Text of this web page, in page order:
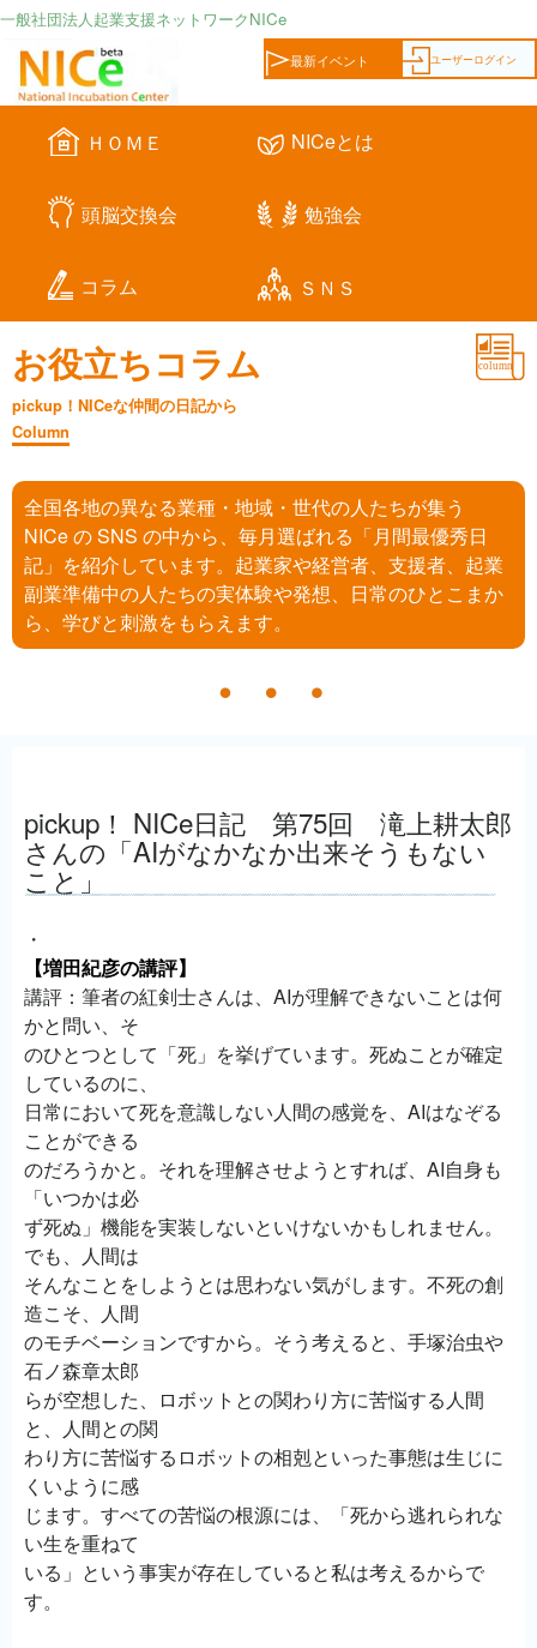
一般社団法人起業支援ネットワークNICe
ユーザーログイン
最新イベント
ＨＯＭＥ NICeとは
頭脳交換会 勉強会
コラム ＳＮＳ
お役立ちコラム
pickup！NICeな仲間の日記から
Column
全国各地の異なる業種・地域・世代の人たちが集う
NICe の SNS の中から、毎月選ばれる「月間最優秀日
記」を紹介しています。起業家や経営者、支援者、起業
副業準備中の人たちの実体験や発想、日常のひとこまか
ら、学びと刺激をもらえます。
pickup！ NICe日記 第75回 滝上耕太郎
さんの「AIがなかなか出来そうもない
こと」
・
【増田紀彦の講評】
講評：筆者の紅剣士さんは、AIが理解できないことは何
かと問い、そ
のひとつとして「死」を挙げています。死ぬことが確定
しているのに、
日常において死を意識しない人間の感覚を、AIはなぞる
ことができる
のだろうかと。それを理解させようとすれば、AI自身も
「いつかは必
ず死ぬ」機能を実装しないといけないかもしれません。
でも、人間は
そんなことをしようとは思わない気がします。不死の創
造こそ、人間
のモチベーションですから。そう考えると、手塚治虫や
石ノ森章太郎
らが空想した、ロボットとの関わり方に苦悩する人間
と、人間との関
わり方に苦悩するロボットの相剋といった事態は生じに
くいように感
じます。すべての苦悩の根源には、「死から逃れられな
い生を重ねて
いる」という事実が存在していると私は考えるからで
す。